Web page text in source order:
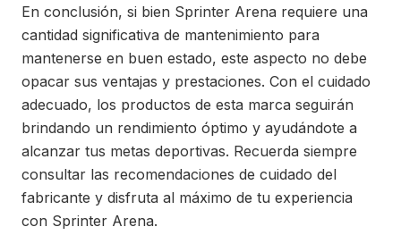
En conclusión, si bien Sprinter Arena requiere una
cantidad significativa de mantenimiento para
mantenerse en buen estado, este aspecto no debe
opacar sus ventajas y prestaciones. Con el cuidado
adecuado, los productos de esta marca seguirán
brindando un rendimiento óptimo y ayudándote a
alcanzar tus metas deportivas. Recuerda siempre
consultar las recomendaciones de cuidado del
fabricante y disfruta al máximo de tu experiencia
con Sprinter Arena.